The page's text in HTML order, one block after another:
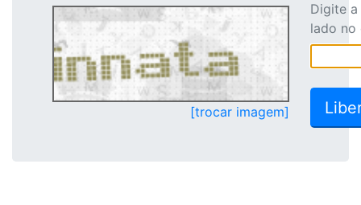
[trocar imagem]
Digite
lado no